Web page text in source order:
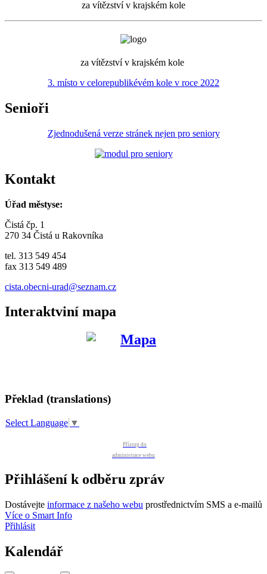
za vítězství v krajském kole
za vítězství v krajském kole
3. místo v celorepublikévém kole v roce 2022
Senioři
Zjednodušená verze stránek nejen pro seniory
Kontakt
Úřad městyse:
Čistá čp. 1
270 34 Čistá u Rakovníka
tel. 313 549 454
fax 313 549 489
cista.obecni-urad@seznam.cz
Interaktviní mapa
Překlad (translations)
Select Language ▼
Přístup do
administrace webu
Přihlášení k odběru zpráv
Dostávejte informace z našeho webu prostřednictvím SMS a e-mailů
Více o Smart Info
Přihlásit
Kalendář